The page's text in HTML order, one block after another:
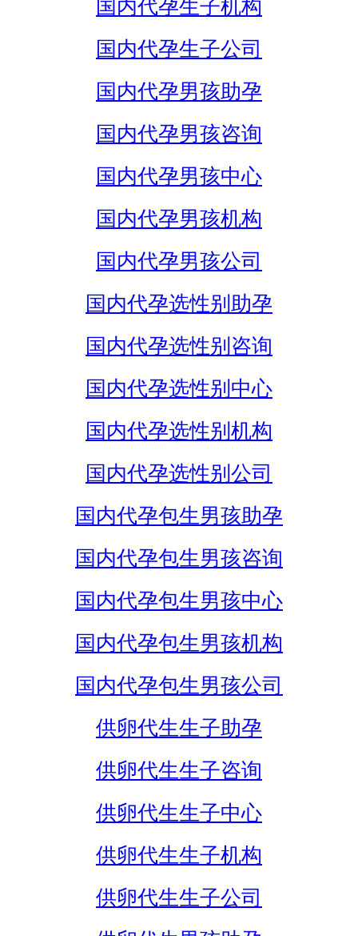
国内代孕生子机构
国内代孕生子公司
国内代孕男孩助孕
国内代孕男孩咨询
国内代孕男孩中心
国内代孕男孩机构
国内代孕男孩公司
国内代孕选性别助孕
国内代孕选性别咨询
国内代孕选性别中心
国内代孕选性别机构
国内代孕选性别公司
国内代孕包生男孩助孕
国内代孕包生男孩咨询
国内代孕包生男孩中心
国内代孕包生男孩机构
国内代孕包生男孩公司
供卵代生生子助孕
供卵代生生子咨询
供卵代生生子中心
供卵代生生子机构
供卵代生生子公司